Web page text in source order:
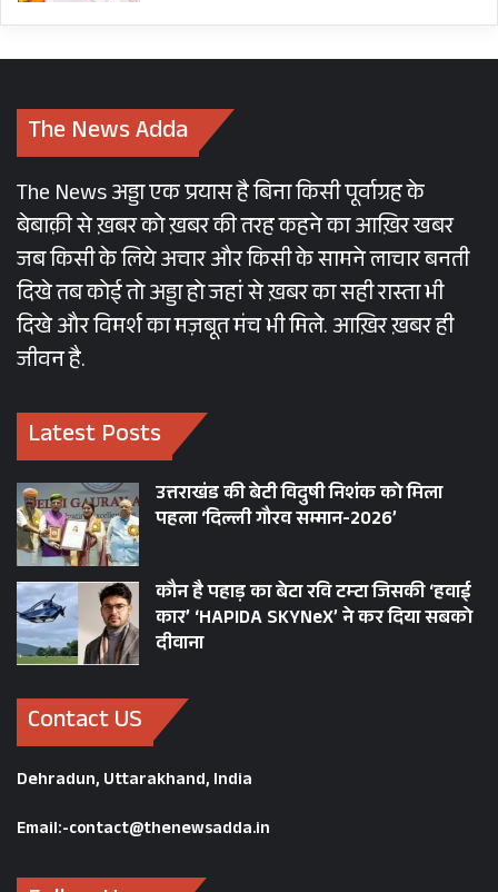
में मोदी और 2027 के लिए यूपी में अपनी राह आसान कर
रहे हैं?
#WATCH| "This is a tribute to my
son," says Shanti Devi, mother of
slain lawyer Umesh Pal, on police
encounter of former MP Atiq
Ahmed's son Asad and his aide in
Jhansi today
pic.twitter.com/tCIYxDhOHl
— ANI UP/Uttarakhand (@ANINewsUP)
April 13, 2023
AKHILESH YADAV
ATIQ AHMAD SON ASAD KILLED IN
ENCOUNTER
BJP
BSP
LAW AND ORDER IN UP
UP CM YOGI ADITYANATH
The News Adda
The News अड्डा एक प्रयास है बिना किसी पूर्वाग्रह के
बेबाक़ी से ख़बर को ख़बर की तरह कहने का आख़िर खबर
जब किसी के लिये अचार और किसी के सामने लाचार बनती
दिखे तब कोई तो अड्डा हो जहां से ख़बर का सही रास्ता भी
दिखे और विमर्श का मज़बूत मंच भी मिले. आख़िर ख़बर ही
जीवन है.
Latest Posts
उत्तराखंड की बेटी विदुषी निशंक को मिला
पहला ‘दिल्ली गौरव सम्मान-2026’
कौन है पहाड़ का बेटा रवि टम्टा जिसकी ‘हवाई
कार’ ‘HAPIDA SKYNeX’ ने कर दिया सबको
दीवाना
Contact US
Dehradun, Uttarakhand, India
Email:-contact@thenewsadda.in